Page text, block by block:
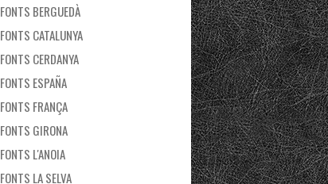
FONTS BERGUEDÀ
FONTS CATALUNYA
FONTS CERDANYA
FONTS ESPAÑA
FONTS FRANÇA
FONTS GIRONA
FONTS L'ANOIA
FONTS LA SELVA